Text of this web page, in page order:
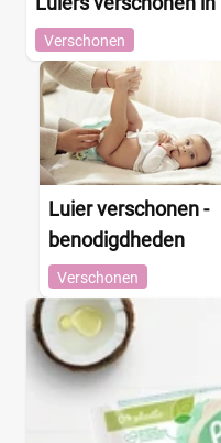
Verschonen
Luier verschonen -
benodigdheden
Verschonen